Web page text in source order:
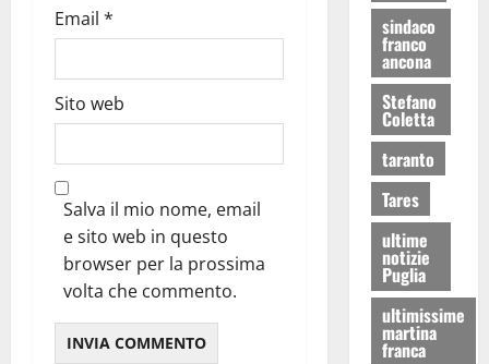
Email *
Sito web
Salva il mio nome, email
e sito web in questo
browser per la prossima
volta che commento.
sindaco
franco
ancona
Stefano
Coletta
taranto
Tares
ultime
notizie
Puglia
ultimissime
martina
franca